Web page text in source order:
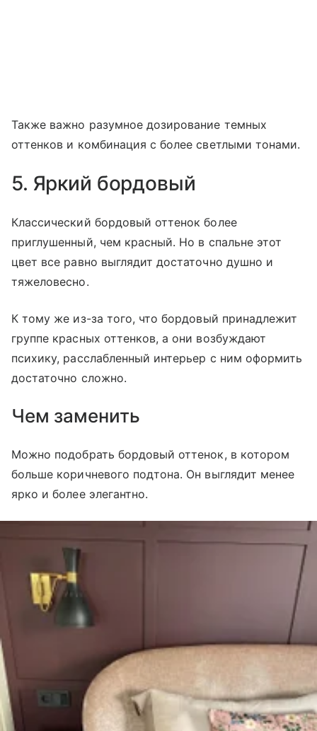
Также важно разумное дозирование темных
оттенков и комбинация с более светлыми тонами.
5. Яркий бордовый
Классический бордовый оттенок более
приглушенный, чем красный. Но в спальне этот
цвет все равно выглядит достаточно душно и
тяжеловесно.
К тому же из-за того, что бордовый принадлежит
группе красных оттенков, а они возбуждают
психику, расслабленный интерьер с ним оформить
достаточно сложно.
Чем заменить
Можно подобрать бордовый оттенок, в котором
больше коричневого подтона. Он выглядит менее
ярко и более элегантно.